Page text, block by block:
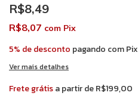
R$8,49
R$8,07 com Pix
5% de desconto pagando com Pix
Ver mais detalhes
Frete grátisa partir deR$199,00